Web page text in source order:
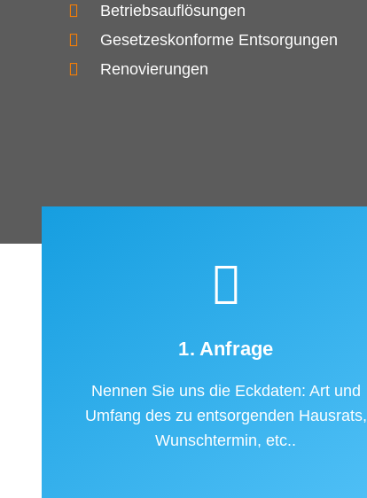
Betriebsauflösungen
Gesetzeskonforme Entsorgungen
Renovierungen
1. Anfrage
Nennen Sie uns die Eckdaten: Art und
Umfang des zu entsorgenden Hausrats,
Wunschtermin, etc..